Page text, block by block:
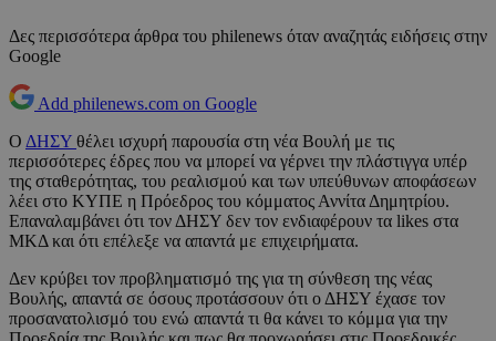
Δες περισσότερα άρθρα του philenews όταν αναζητάς ειδήσεις στην
Google
Add philenews.com on Google
Ο ΔΗΣΥ θέλει ισχυρή παρουσία στη νέα Βουλή με τις
περισσότερες έδρες που να μπορεί να γέρνει την πλάστιγγα υπέρ
της σταθερότητας, του ρεαλισμού και των υπεύθυνων αποφάσεων
λέει στο ΚΥΠΕ η Πρόεδρος του κόμματος Αννίτα Δημητρίου.
Επαναλαμβάνει ότι τον ΔΗΣΥ δεν τον ενδιαφέρουν τα likes στα
ΜΚΔ και ότι επέλεξε να απαντά με επιχειρήματα.
Δεν κρύβει τον προβληματισμό της για τη σύνθεση της νέας
Βουλής, απαντά σε όσους προτάσσουν ότι ο ΔΗΣΥ έχασε τον
προσανατολισμό του ενώ απαντά τι θα κάνει το κόμμα για την